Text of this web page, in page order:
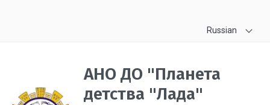
Russian
АНО ДО "Планета
детства "Лада"